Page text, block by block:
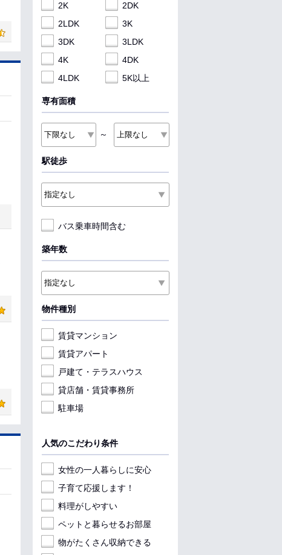
2K
2DK
2LDK
3K
3DK
3LDK
4K
4DK
4LDK
5K以上
専有面積
～
駅徒歩
バス乗車時間含む
築年数
物件種別
賃貸マンション
賃貸アパート
戸建て・テラスハウス
貸店舗・賃貸事務所
駐車場
人気のこだわり条件
女性の一人暮らしに安心
子育て応援します！
料理がしやすい
ペットと暮らせるお部屋
物がたくさん収納できる